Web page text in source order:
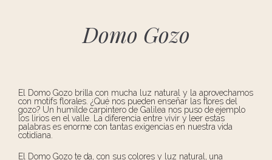
Domo Gozo
El Domo Gozo brilla con mucha luz natural y la aprovechamos
con motifs florales. ¿Qué nos pueden enseñar las flores del
gozo? Un humilde carpintero de Galilea nos puso de ejemplo
los lirios en el valle. La diferencia entre vivir y leer estas
palabras es enorme con tantas exigencias en nuestra vida
cotidiana.
El Domo Gozo te da, con sus colores y luz natural, una